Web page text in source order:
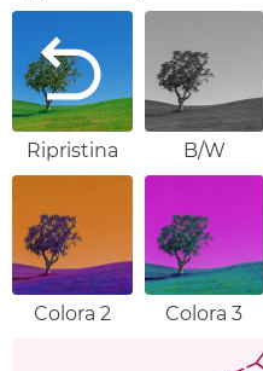
Ripristina B/W
Colora 2 Colora 3